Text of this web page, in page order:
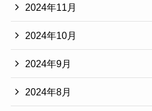
2024年11月
2024年10月
2024年9月
2024年8月